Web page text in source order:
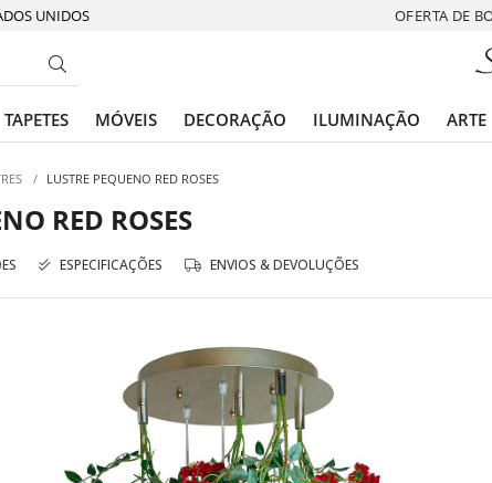
OFERTA DE
TAPETES MÓVEIS DECORAÇÃO ILUMINAÇÃO ARTE
/ LUSTRE PEQUENO RED ROSES
RED ROSES
ESPECIFICAÇÕES ENVIOS & DEVOLUÇÕES